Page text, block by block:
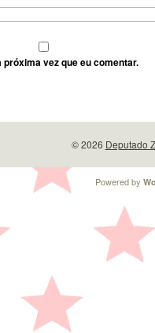
vez que eu comentar.
© 2026 Deputado
Powered by